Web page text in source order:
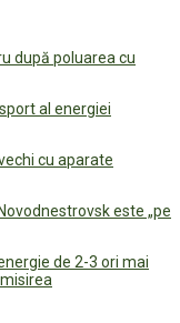
după poluarea cu
al energiei
cu aparate
este „pe
de 2-3 ori mai